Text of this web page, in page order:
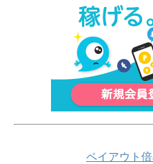
ペイアウト